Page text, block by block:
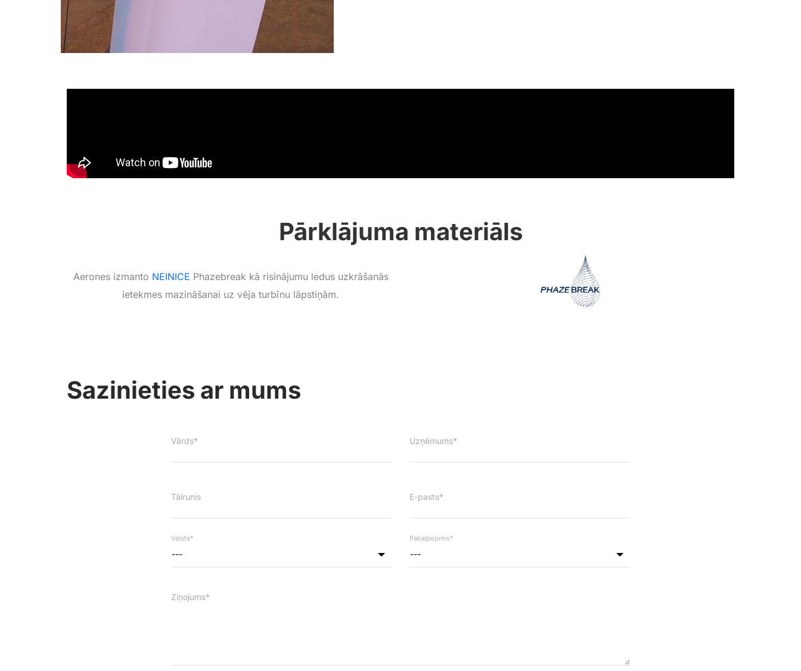
Pārklājuma materiāls
Aerones izmanto NEINICE Phazebreak kā risinājumu ledus uzkrāšanās
ietekmes mazināšanai uz vēja turbīnu lāpstiņām.
Sazinieties ar mums
Vārds* Uzņēmums*
Tālrunis E-pasts*
---
Valsts*
---
Pakalpojums*
Ziņojums*